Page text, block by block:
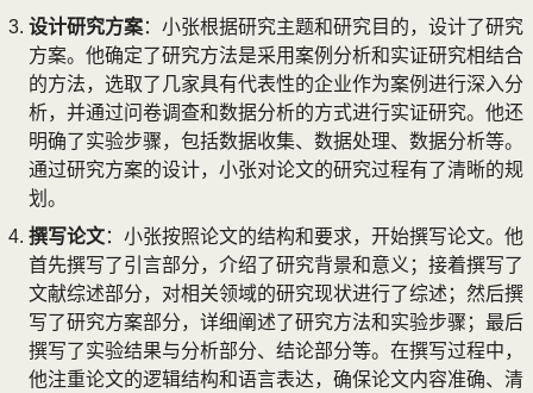
设计研究方案：小张根据研究主题和研究目的，设计了研究
方案。他确定了研究方法是采用案例分析和实证研究相结合
的方法，选取了几家具有代表性的企业作为案例进行深入分
析，并通过问卷调查和数据分析的方式进行实证研究。他还
明确了实验步骤，包括数据收集、数据处理、数据分析等。
通过研究方案的设计，小张对论文的研究过程有了清晰的规
划。
撰写论文：小张按照论文的结构和要求，开始撰写论文。他
首先撰写了引言部分，介绍了研究背景和意义；接着撰写了
文献综述部分，对相关领域的研究现状进行了综述；然后撰
写了研究方案部分，详细阐述了研究方法和实验步骤；最后
撰写了实验结果与分析部分、结论部分等。在撰写过程中，
他注重论文的逻辑结构和语言表达，确保论文内容准确、清